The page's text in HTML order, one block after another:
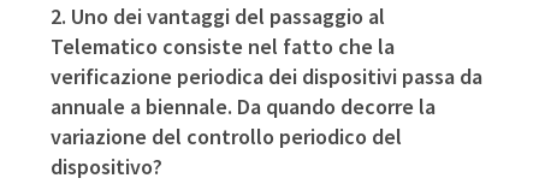
2. Uno dei vantaggi del passaggio al
Telematico consiste nel fatto che la
verificazione periodica dei dispositivi passa da
annuale a biennale. Da quando decorre la
variazione del controllo periodico del
dispositivo?